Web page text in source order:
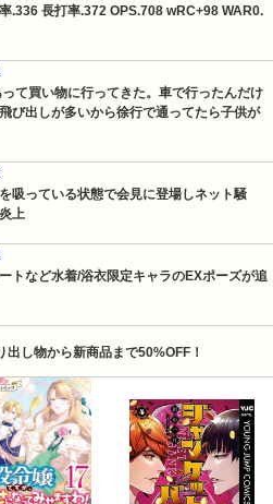
.336 長打率.372 OPS.708 wRC+98 WAR0.
て買い物に行ってきた。車で行ったんだけ
び出しが多いから徐行で通ってたら子供が
吸っている状態で会見に登場しネット騒
上
トなど水着/浴衣限定キャラのEXポーズが追
し物から新商品まで50%OFF！